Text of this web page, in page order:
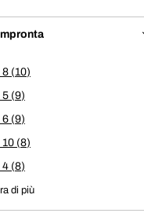
8 10
5 9
6 9
10 8
4 8
di più